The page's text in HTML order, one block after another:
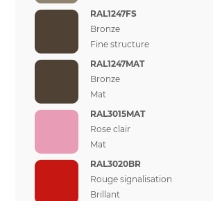
RAL1247FS
Bronze
Fine structure
RAL1247MAT
Bronze
Mat
RAL3015MAT
Rose clair
Mat
RAL3020BR
Rouge signalisation
Brillant